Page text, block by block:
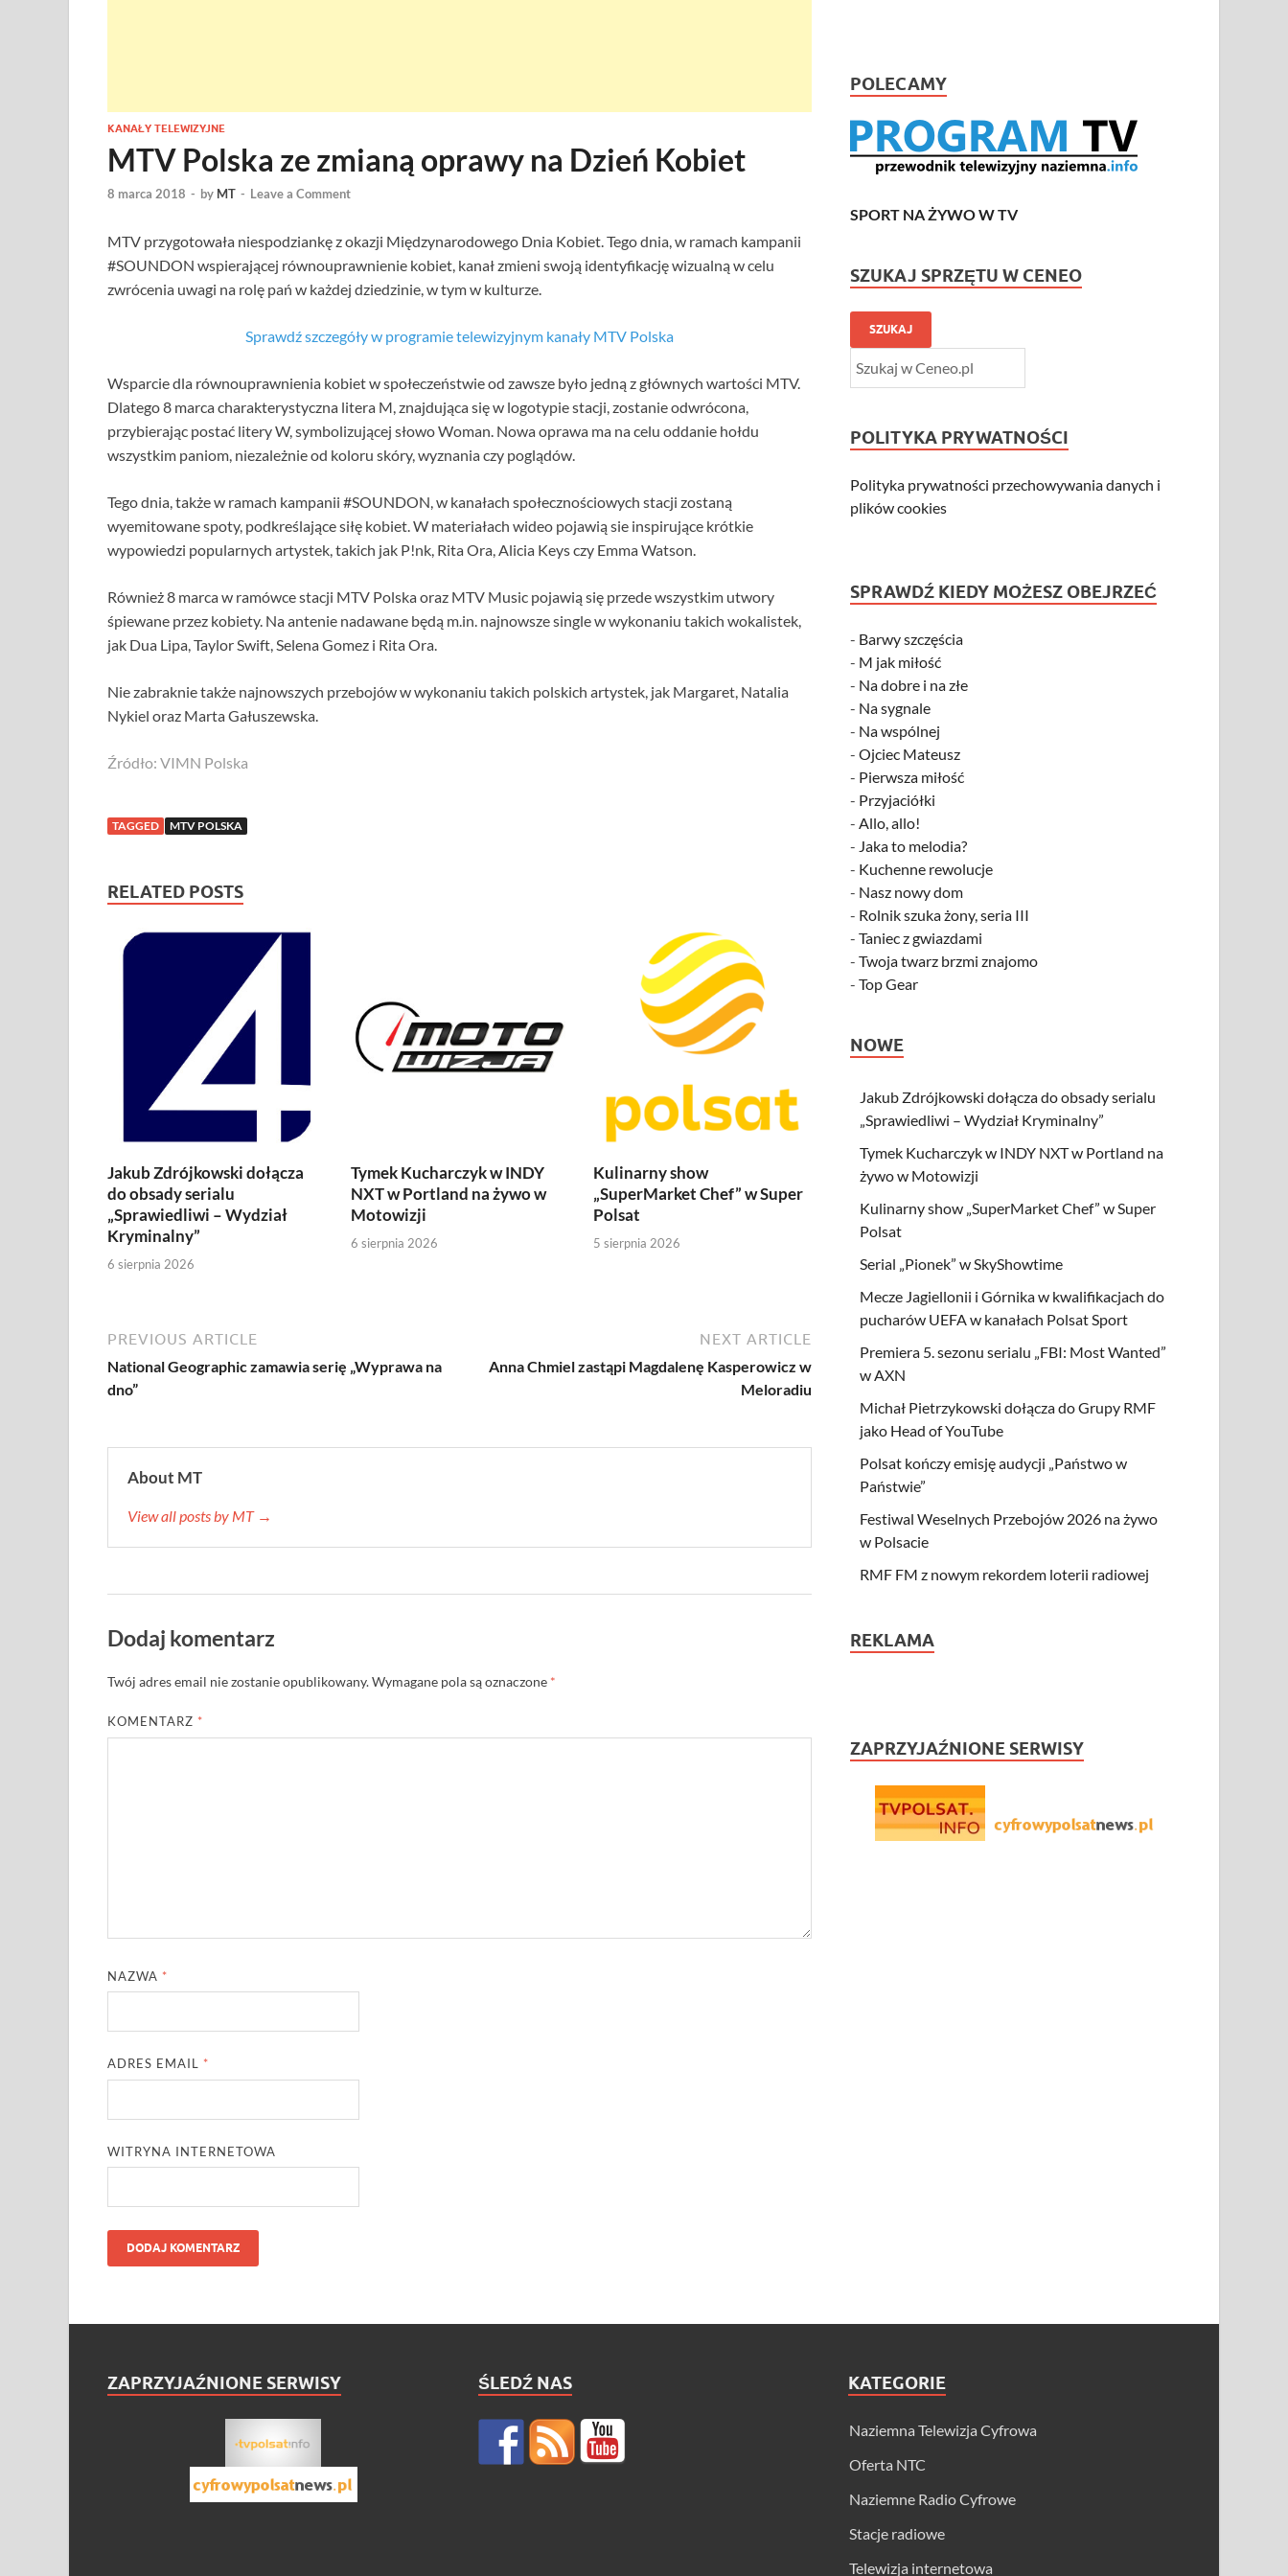
KANAŁY TELEWIZYJNE
MTV Polska ze zmianą oprawy na Dzień Kobiet
8 marca 2018 - by MT - Leave a Comment
MTV przygotowała niespodziankę z okazji Międzynarodowego Dnia Kobiet. Tego dnia, w ramach kampanii
#SOUNDON wspierającej równouprawnienie kobiet, kanał zmieni swoją identyfikację wizualną w celu
zwrócenia uwagi na rolę pań w każdej dziedzinie, w tym w kulturze.
Sprawdź szczegóły w programie telewizyjnym kanały MTV Polska
Wsparcie dla równouprawnienia kobiet w społeczeństwie od zawsze było jedną z głównych wartości MTV.
Dlatego 8 marca charakterystyczna litera M, znajdująca się w logotypie stacji, zostanie odwrócona,
przybierając postać litery W, symbolizującej słowo Woman. Nowa oprawa ma na celu oddanie hołdu
wszystkim paniom, niezależnie od koloru skóry, wyznania czy poglądów.
Tego dnia, także w ramach kampanii #SOUNDON, w kanałach społecznościowych stacji zostaną
wyemitowane spoty, podkreślające siłę kobiet. W materiałach wideo pojawią sie inspirujące krótkie
wypowiedzi popularnych artystek, takich jak P!nk, Rita Ora, Alicia Keys czy Emma Watson.
Również 8 marca w ramówce stacji MTV Polska oraz MTV Music pojawią się przede wszystkim utwory
śpiewane przez kobiety. Na antenie nadawane będą m.in. najnowsze single w wykonaniu takich wokalistek,
jak Dua Lipa, Taylor Swift, Selena Gomez i Rita Ora.
Nie zabraknie także najnowszych przebojów w wykonaniu takich polskich artystek, jak Margaret, Natalia
Nykiel oraz Marta Gałuszewska.
Źródło: VIMN Polska
TAGGED MTV POLSKA
RELATED POSTS
Jakub Zdrójkowski dołącza
do obsady serialu
„Sprawiedliwi – Wydział
Kryminalny”
6 sierpnia 2026
Tymek Kucharczyk w INDY
NXT w Portland na żywo w
Motowizji
6 sierpnia 2026
Kulinarny show
„SuperMarket Chef” w Super
Polsat
5 sierpnia 2026
PREVIOUS ARTICLE
National Geographic zamawia serię „Wyprawa na
dno”
NEXT ARTICLE
Anna Chmiel zastąpi Magdalenę Kasperowicz w
Meloradiu
About MT
View all posts by MT →
Dodaj komentarz
Twój adres email nie zostanie opublikowany.Wymagane pola są oznaczone *
KOMENTARZ *
NAZWA *
ADRES EMAIL *
WITRYNA INTERNETOWA
POLECAMY
SPORT NA ŻYWO W TV
SZUKAJ SPRZĘTU W CENEO
SZUKAJ
POLITYKA PRYWATNOŚCI
Polityka prywatności przechowywania danych i
plików cookies
SPRAWDŹ KIEDY MOŻESZ OBEJRZEĆ
- Barwy szczęścia
- M jak miłość
- Na dobre i na złe
- Na sygnale
- Na wspólnej
-Ojciec Mateusz
- Pierwsza miłość
- Przyjaciółki
-Allo, allo!
- Jaka to melodia?
- Kuchenne rewolucje
- Nasz nowy dom
- Rolnik szuka żony, seria III
-Taniec z gwiazdami
-Twoja twarz brzmi znajomo
-Top Gear
NOWE
Jakub Zdrójkowski dołącza do obsady serialu
„Sprawiedliwi – Wydział Kryminalny”
Tymek Kucharczyk w INDY NXT w Portland na
żywo w Motowizji
Kulinarny show „SuperMarket Chef” w Super
Polsat
Serial „Pionek” w SkyShowtime
Mecze Jagiellonii i Górnika w kwalifikacjach do
pucharów UEFA w kanałach Polsat Sport
Premiera 5. sezonu serialu „FBI: Most Wanted”
w AXN
Michał Pietrzykowski dołącza do Grupy RMF
jako Head of YouTube
Polsat kończy emisję audycji „Państwo w
Państwie”
Festiwal Weselnych Przebojów 2026 na żywo
w Polsacie
RMF FM z nowym rekordem loterii radiowej
REKLAMA
ZAPRZYJAŹNIONE SERWISY
ZAPRZYJAŹNIONE SERWISY ŚLEDŹ NAS KATEGORIE
Naziemna Telewizja Cyfrowa
Oferta NTC
Naziemne Radio Cyfrowe
Stacje radiowe
Telewizja internetowa